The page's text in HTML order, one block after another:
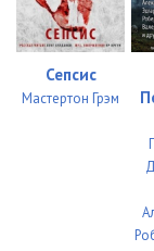
Сепсис
Мастертон Грэм